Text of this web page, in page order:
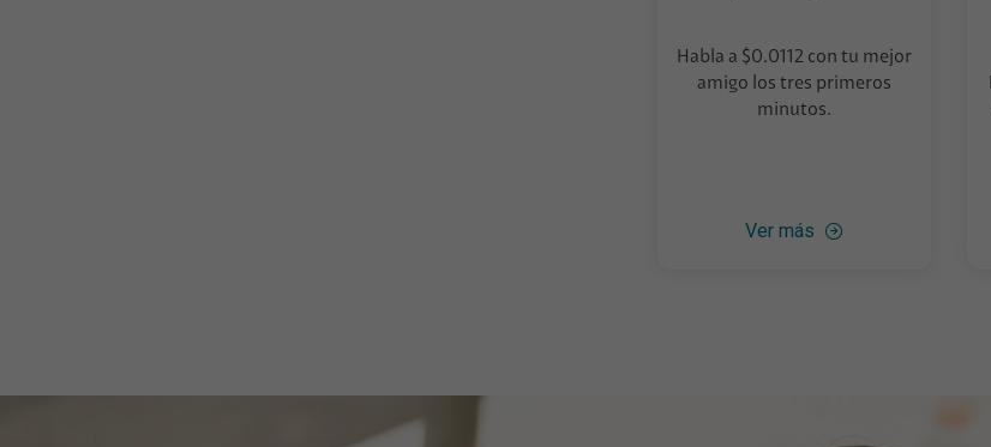
Habla a $0.0112 con tu mejor
amigo los tres primeros
minutos.
Ver más